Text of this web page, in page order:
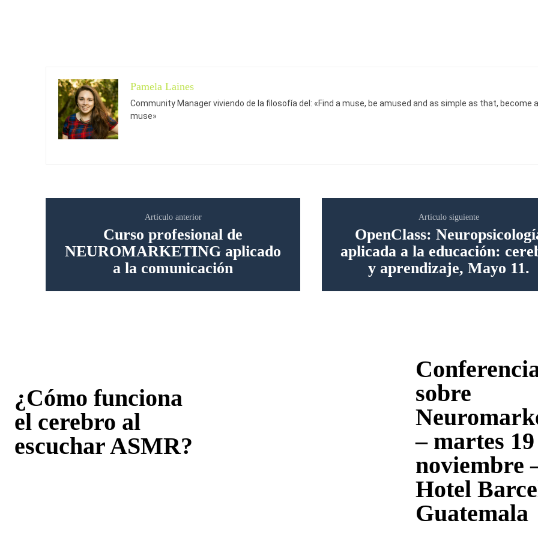
Pamela Laines
Community Manager viviendo de la filosofía del: «Find a muse, be amused and as simple as that, become a
muse»
Artículo anterior
Curso profesional de
NEUROMARKETING aplicado
a la comunicación
Artículo siguiente
OpenClass:
aplicada a la educación:
y aprendizaje, Mayo 11.
¿Cómo funciona
el cerebro al
escuchar ASMR?
sobre
– martes
noviembre
Hotel
Guatemala